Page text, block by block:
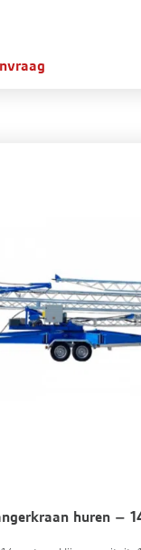
huren –